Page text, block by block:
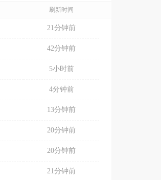
刷新时间
21分钟前
42分钟前
5小时前
4分钟前
13分钟前
20分钟前
20分钟前
21分钟前